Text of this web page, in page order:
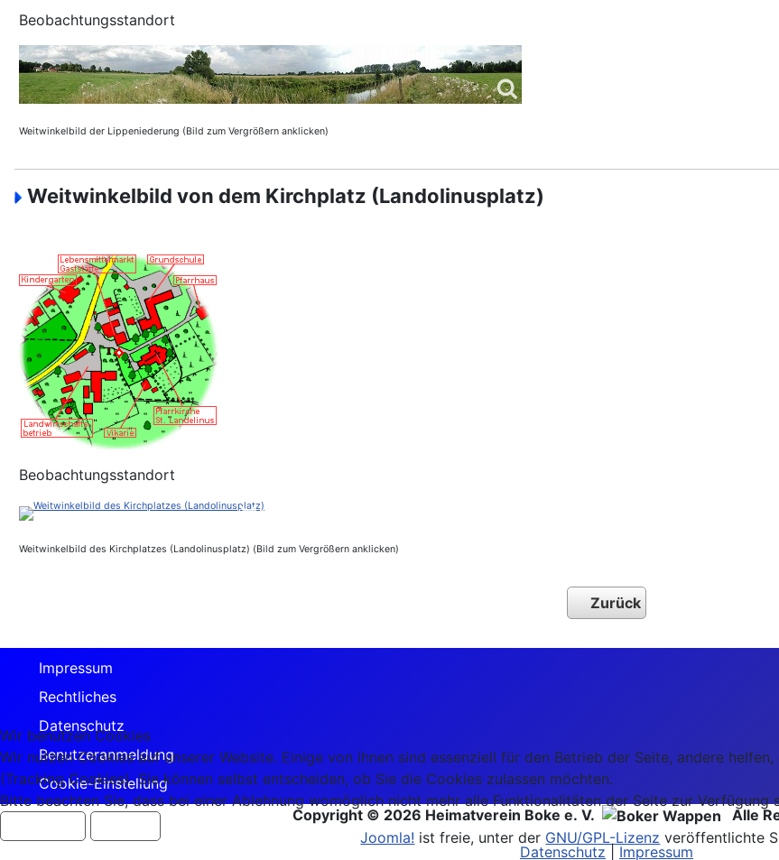
Beobachtungsstandort
Weitwinkelbild der Lippeniederung (Bild zum Vergrößern anklicken)
Weitwinkelbild von dem Kirchplatz (Landolinusplatz)
Beobachtungsstandort
Weitwinkelbild des Kirchplatzes (Landolinusplatz) (Bild zum Vergrößern anklicken)
Zurück
Impressum
Rechtliches
Datenschutz
Benutzeranmeldung
Cookie-Einstellung
Copyright © 2026 Heimatverein Boke e. V.
Alle
Joomla! ist freie, unter der GNU/GPL-Lizenz veröffentlichte
Wir benutzen Cookies
Wir nutzen Cookies auf unserer Website. Einige von ihnen sind essenziell für den Betrieb der Seite, andere
(Tracking Cookies). Sie können selbst entscheiden, ob Sie die Cookies zulassen möchten.
Bitte beachten Sie, dass bei einer Ablehnung womöglich nicht mehr alle Funktionalitäten der Seite zur Verfügung
Datenschutz Impressum